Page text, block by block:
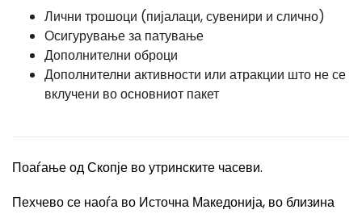
Лични трошоци (пијалаци, сувенири и слично)
Осигурување за патување
Дополнителни оброци
Дополнителни активности или атракции што не се
вклучени во основниот пакет
Поаѓање од Скопје во утринските часеви.
Пехчево се наоѓа во Источна Македонија, во близина